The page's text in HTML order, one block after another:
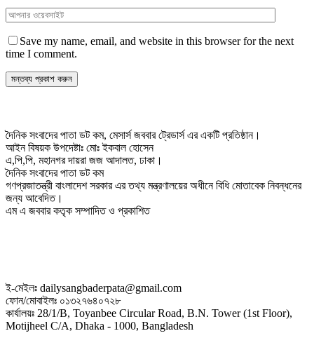
Save my name, email, and website in this browser for the next
time I comment.
দৈনিক সংবাদের পাতা ডট কম, মেসার্স জববার ট্রেডার্স এর একটি প্রতিষ্ঠান।
আইন বিষয়ক উপদেষ্টাঃ মোঃ ইকবাল হোসেন
এ,পি,পি, মহানগর দায়রা জজ আদালত, ঢাকা।
দৈনিক সংবাদের পাতা ডট কম
গণপ্রজাতন্ত্রী বাংলাদেশ সরকার এর তথ্য মন্ত্রণালয়ের অধীনে বিধি মোতাবেক নিবন্ধনের
জন্য আবেদিত।
এম এ জববার কতৃক সম্পাদিত ও প্রকাশিত
ই-মেইলঃ dailysangbaderpata@gmail.com
ফোন/মোবাইলঃ ০১৩২৭৬৪০৭২৮
কার্যালয়ঃ 28/1/B, Toyanbee Circular Road, B.N. Tower (1st Floor),
Motijheel C/A, Dhaka - 1000, Bangladesh